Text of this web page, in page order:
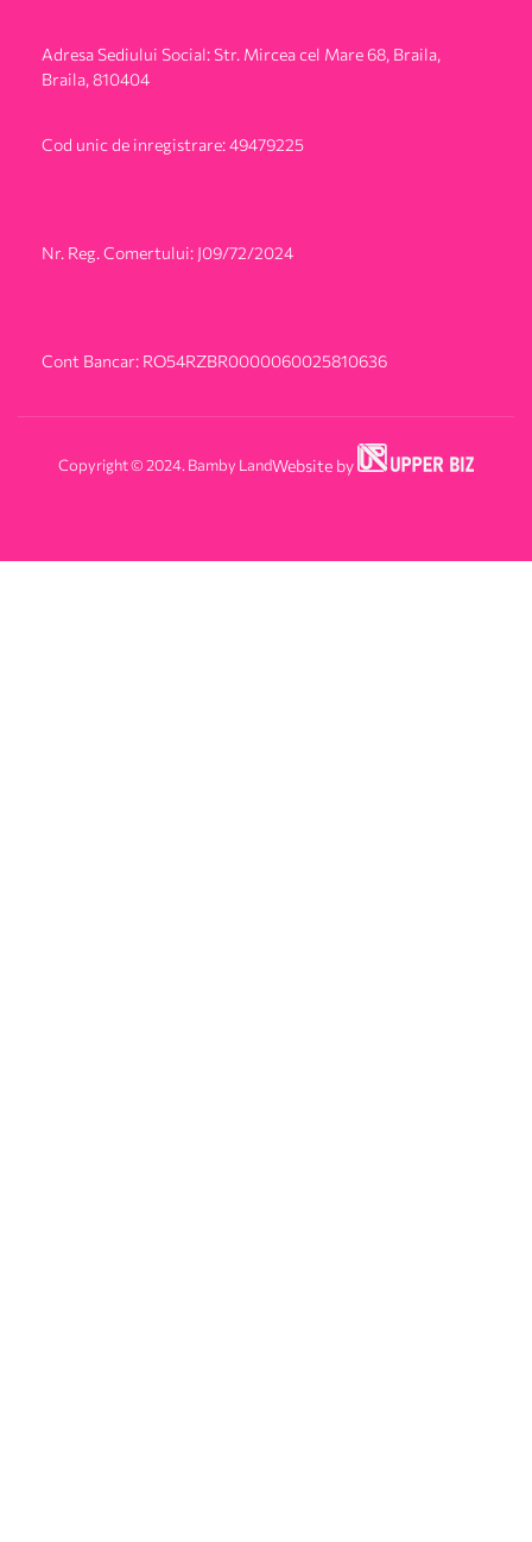
Adresa Sediului Social: Str. Mircea cel Mare 68, Braila,
Braila, 810404
Cod unic de inregistrare: 49479225
Nr. Reg. Comertului: J09/72/2024
Cont Bancar: RO54RZBR0000060025810636
Copyright © 2024. Bamby LandWebsite by